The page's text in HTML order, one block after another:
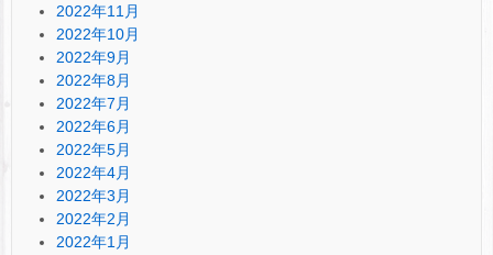
2022年11月
2022年10月
2022年9月
2022年8月
2022年7月
2022年6月
2022年5月
2022年4月
2022年3月
2022年2月
2022年1月